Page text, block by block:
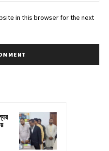
in this browser for the next